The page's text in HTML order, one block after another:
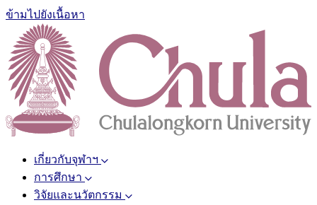
ข้ามไปยังเนื้อหา
เกี่ยวกับจุฬาฯ
การศึกษา
วิจัยและนวัตกรรม